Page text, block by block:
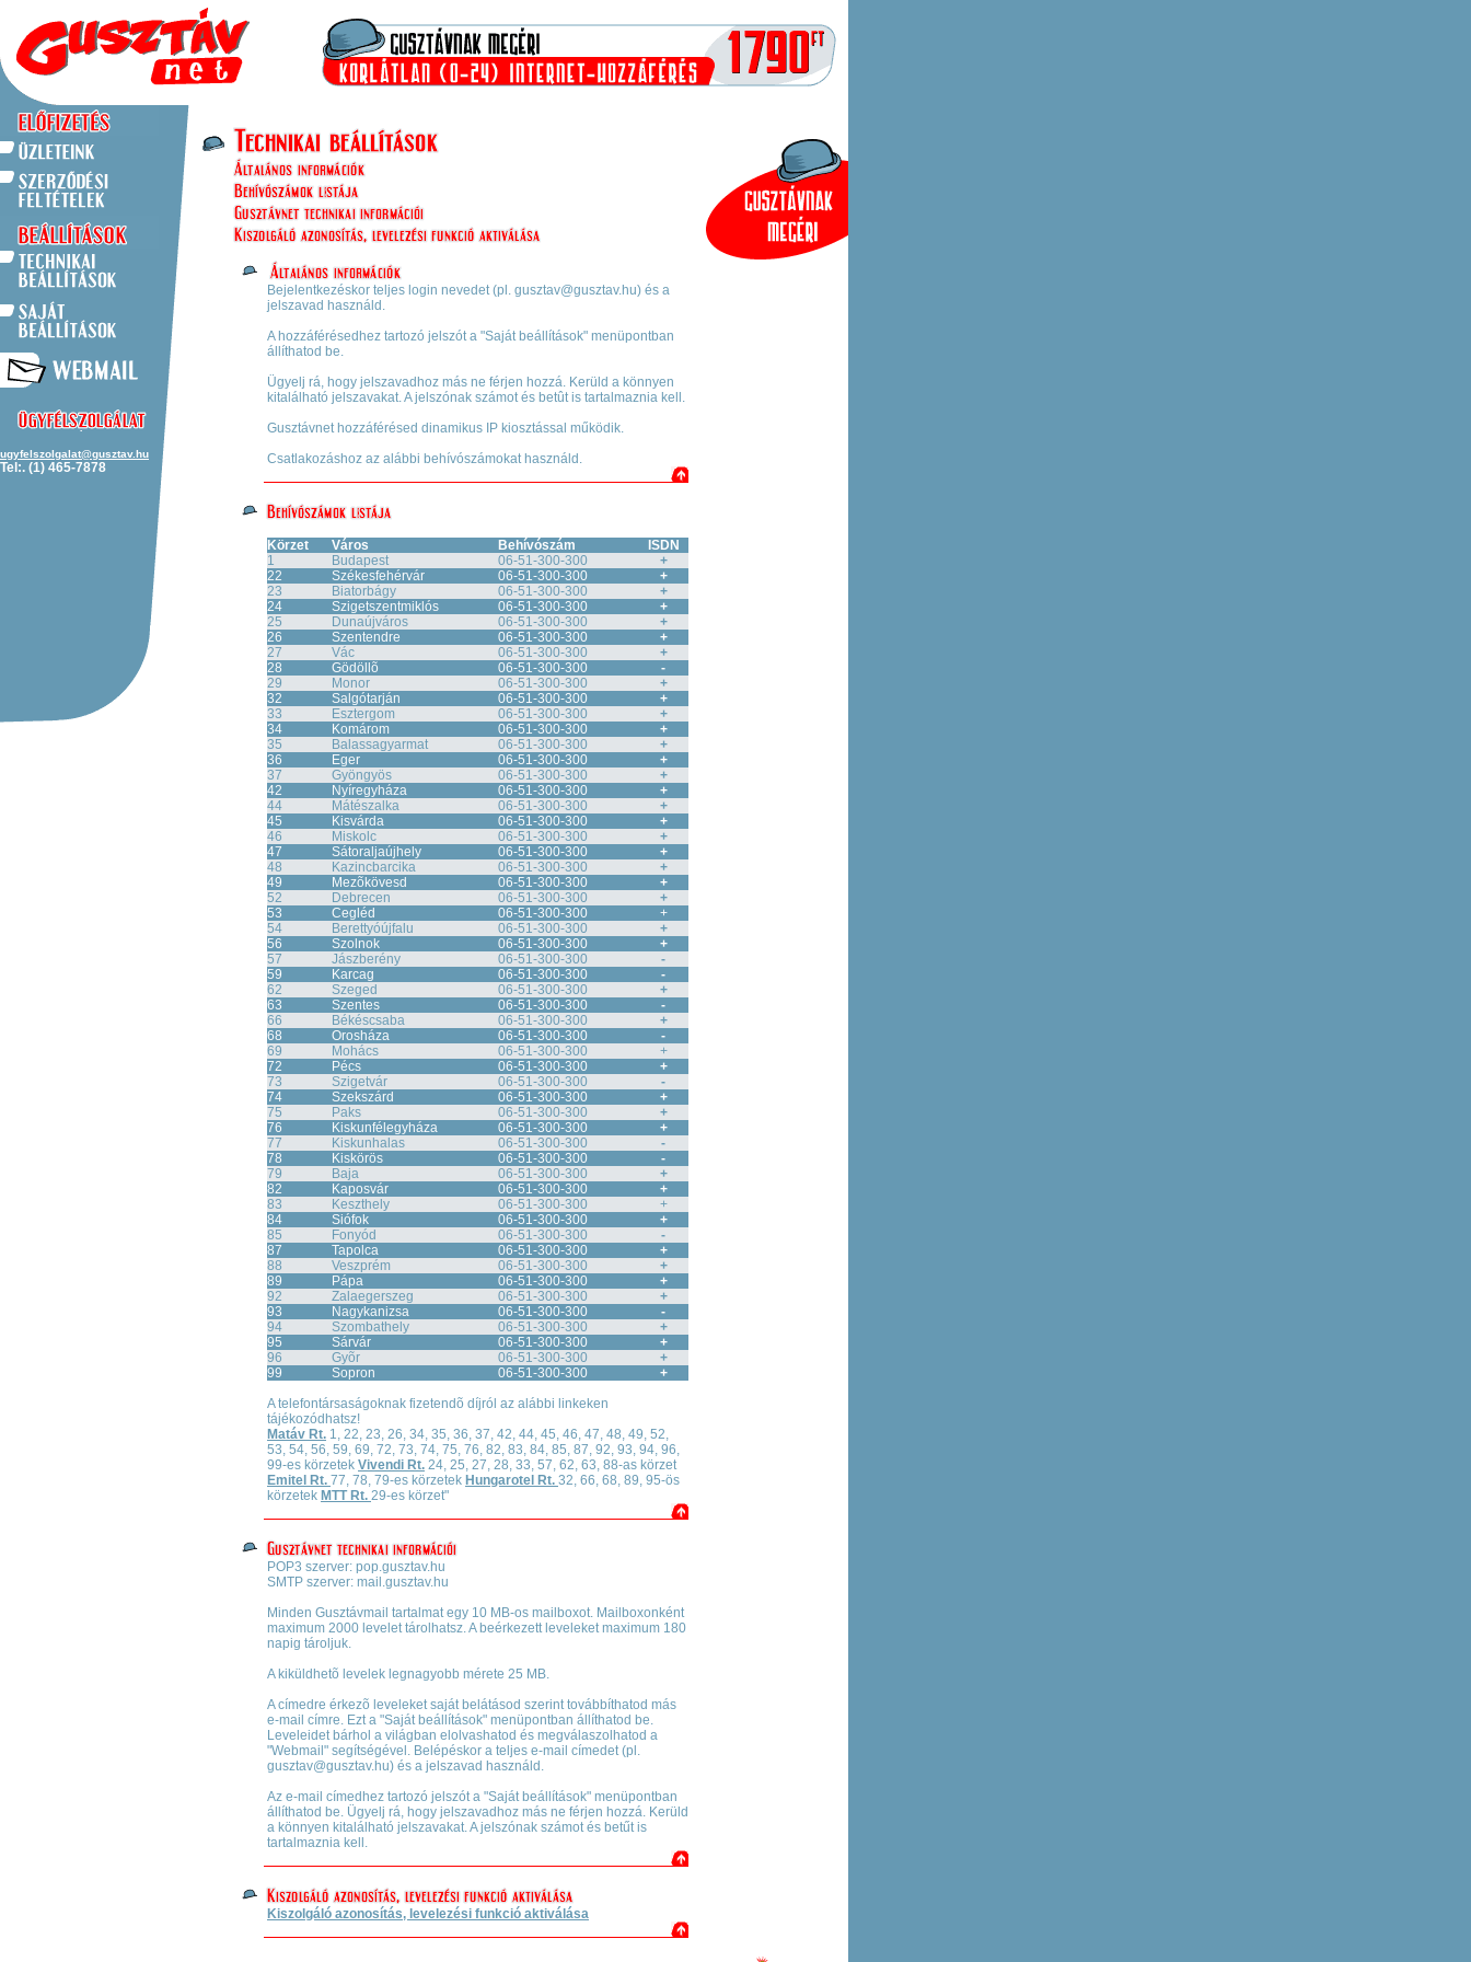
ugyfelszolgalat@gusztav.hu
Tel:. (1) 465-7878
Bejelentkezéskor teljes login nevedet (pl. gusztav@gusztav.hu) és a
jelszavad használd.
A hozzáférésedhez tartozó jelszót a "Saját beállítások" menüpontban
állíthatod be.
Ügyelj rá, hogy jelszavadhoz más ne férjen hozzá. Kerüld a könnyen
kitalálható jelszavakat. A jelszónak számot és betût is tartalmaznia kell.
Gusztávnet hozzáférésed dinamikus IP kiosztással működik.
Csatlakozáshoz az alábbi behívószámokat használd.
Körzet Város Behívószám
ISDN
1
Budapest 06-51-300-300
+
22
Székesfehérvár 06-51-300-300
+
23
Biatorbágy 06-51-300-300
+
24
Szigetszentmiklós 06-51-300-300
+
25
Dunaújváros 06-51-300-300
+
26
Szentendre 06-51-300-300
+
27
Vác 06-51-300-300
+
28
Gödöllõ 06-51-300-300
-
29
Monor 06-51-300-300
+
32
Salgótarján 06-51-300-300
+
33
Esztergom 06-51-300-300
+
34
Komárom 06-51-300-300
+
35
Balassagyarmat 06-51-300-300
+
36
Eger 06-51-300-300
+
37
Gyöngyös 06-51-300-300
+
42
Nyíregyháza 06-51-300-300
+
44
Mátészalka 06-51-300-300
+
45
Kisvárda 06-51-300-300
+
46
Miskolc 06-51-300-300
+
47
Sátoraljaújhely 06-51-300-300
+
48
Kazincbarcika 06-51-300-300
+
49
Mezõkövesd 06-51-300-300
+
52
Debrecen 06-51-300-300
+
53
Cegléd 06-51-300-300
+
54
Berettyóújfalu 06-51-300-300
+
56
Szolnok 06-51-300-300
+
57
Jászberény 06-51-300-300
-
59
Karcag 06-51-300-300
-
62
Szeged 06-51-300-300
+
63
Szentes 06-51-300-300
-
66
Békéscsaba 06-51-300-300
+
68
Orosháza 06-51-300-300
-
69
Mohács 06-51-300-300
+
72
Pécs 06-51-300-300
+
73
Szigetvár 06-51-300-300
-
74
Szekszárd 06-51-300-300
+
75
Paks 06-51-300-300
+
76
Kiskunfélegyháza 06-51-300-300
+
77
Kiskunhalas 06-51-300-300
-
78
Kiskörös 06-51-300-300
-
79
Baja 06-51-300-300
+
82
Kaposvár 06-51-300-300
+
83
Keszthely 06-51-300-300
+
84
Siófok 06-51-300-300
+
85
Fonyód 06-51-300-300
-
87
Tapolca 06-51-300-300
+
88
Veszprém 06-51-300-300
+
89
Pápa 06-51-300-300
+
92
Zalaegerszeg 06-51-300-300
+
93
Nagykanizsa 06-51-300-300
-
94
Szombathely 06-51-300-300
+
95
Sárvár 06-51-300-300
+
96
Gyõr 06-51-300-300
+
99
Sopron 06-51-300-300
+
A telefontársaságoknak fizetendõ díjról az alábbi linkeken
tájékozódhatsz!
Matáv Rt. 1, 22, 23, 26, 34, 35, 36, 37, 42, 44, 45, 46, 47, 48, 49, 52,
53, 54, 56, 59, 69, 72, 73, 74, 75, 76, 82, 83, 84, 85, 87, 92, 93, 94, 96,
99-es körzetek Vivendi Rt. 24, 25, 27, 28, 33, 57, 62, 63, 88-as körzet
Emitel Rt. 77, 78, 79-es körzetek Hungarotel Rt. 32, 66, 68, 89, 95-ös
körzetek MTT Rt. 29-es körzet"
POP3 szerver: pop.gusztav.hu
SMTP szerver: mail.gusztav.hu
Minden Gusztávmail tartalmat egy 10 MB-os mailboxot. Mailboxonként
maximum 2000 levelet tárolhatsz. A beérkezett leveleket maximum 180
napig tároljuk.
A kiküldhetõ levelek legnagyobb mérete 25 MB.
A címedre érkezõ leveleket saját belátásod szerint továbbíthatod más
e-mail címre. Ezt a "Saját beállítások" menüpontban állíthatod be.
Leveleidet bárhol a világban elolvashatod és megválaszolhatod a
"Webmail" segítségével. Belépéskor a teljes e-mail címedet (pl.
gusztav@gusztav.hu) és a jelszavad használd.
Az e-mail címedhez tartozó jelszót a "Saját beállítások" menüpontban
állíthatod be. Ügyelj rá, hogy jelszavadhoz más ne férjen hozzá. Kerüld
a könnyen kitalálható jelszavakat. A jelszónak számot és betűt is
tartalmaznia kell.
Kiszolgáló azonosítás, levelezési funkció aktiválása